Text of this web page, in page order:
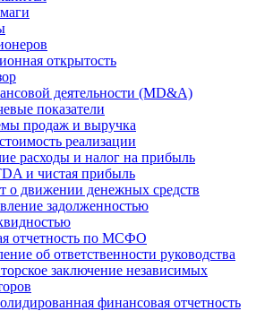
открытость
деятельности (MD&A)
показатели
продаж и выручка
реализации
расходы и налог на прибыль
и чистая прибыль
о движении денежных средств
задолженностью
отчетность по МСФО
об ответственности руководства
заключение независимых
финансовая отчетность